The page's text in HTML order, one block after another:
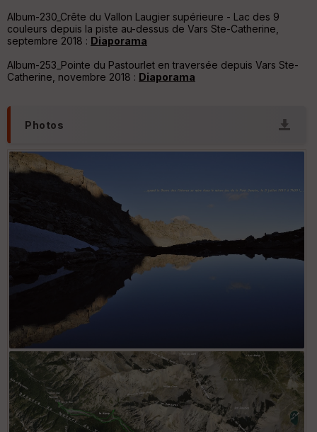
Album-230_Crête du Vallon Laugier supérieure - Lac des 9
couleurs depuis la piste au-dessus de Vars Ste-Catherine,
septembre 2018 : Diaporama
Album-253_Pointe du Pastourlet en traversée depuis Vars Ste-
Catherine, novembre 2018 : Diaporama
Photos